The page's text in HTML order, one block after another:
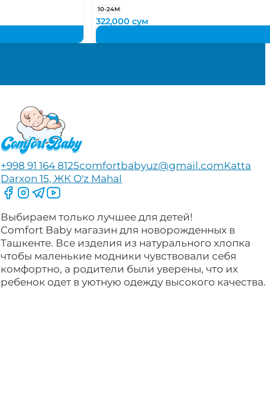
10-24М
322,000 сум
+998 91 164 8125comfortbabyuz@gmail.comKatta
Darxon 15, ЖК O'z Mahal
Следите за нами на Facebook
Следите за нами в Instagram
Следите за нами в Telegram
Следите за нами в YouTube
Выбираем только лучшее для детей!
Comfort Baby магазин для новорожденных в
Ташкенте. Все изделия из натурального хлопка
чтобы маленькие модники чувствовали себя
комфортно, а родители были уверены, что их
ребенок одет в уютную одежду высокого качества.